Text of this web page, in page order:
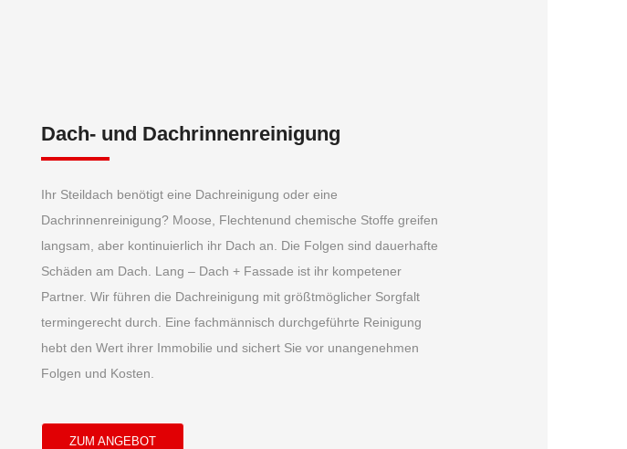
Dach- und Dachrinnenreinigung
Ihr Steildach benötigt eine Dachreinigung oder eine
Dachrinnenreinigung? Moose, Flechtenund chemische Stoffe greifen
langsam, aber kontinuierlich ihr Dach an. Die Folgen sind dauerhafte
Schäden am Dach. Lang – Dach + Fassade ist ihr kompetener
Partner. Wir führen die Dachreinigung mit größtmöglicher Sorgfalt
termingerecht durch. Eine fachmännisch durchgeführte Reinigung
hebt den Wert ihrer Immobilie und sichert Sie vor unangenehmen
Folgen und Kosten.
ZUM ANGEBOT